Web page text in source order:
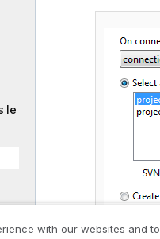
le
with our websites and to